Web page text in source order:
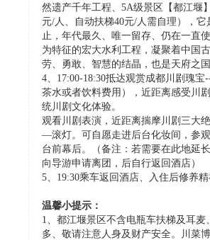
然遗产千年工程、5A级景区【都江堰
元/人、自动扶梯40元/人需自理），它
止，年代最久、唯一留存、仍在一直
为特征的宏大水利工程，凝聚着中国
劳、勇敢、智慧的结晶，也是天府之国
4、17:00-18:30抵达观赏成都川剧瑰宝
茶水或者饮料费用），近距离感受川
统川剧文化体验。
观看川剧表演，近距离揣摩川剧三大
—滚灯。可自愿走进后台化妆间，参
台前幕后。（备注：若需要在此地延
向导游申请离团，后自行返回酒店）
5、19:30乘车返回酒店、入住后修养精
温馨小提示：
1、都江堰景区不含电瓶车扶梯及耳麦
多、敬请注意人身及财产安全。川菜